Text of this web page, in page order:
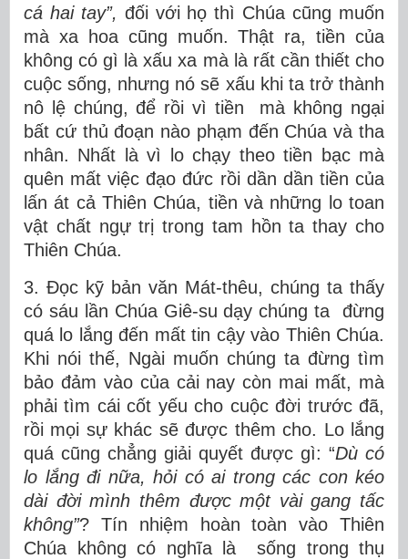
cá hai tay”, đối với họ thì Chúa cũng muốn
mà xa hoa cũng muốn. Thật ra, tiền của
không có gì là xấu xa mà là rất cần thiết cho
cuộc sống, nhưng nó sẽ xấu khi ta trở thành
nô lệ chúng, để rồi vì tiền mà không ngại
bất cứ thủ đoạn nào phạm đến Chúa và tha
nhân. Nhất là vì lo chạy theo tiền bạc mà
quên mất việc đạo đức rồi dần dần tiền của
lấn át cả Thiên Chúa, tiền và những lo toan
vật chất ngự trị trong tam hồn ta thay cho
Thiên Chúa.
3. Đọc kỹ bản văn Mát-thêu, chúng ta thấy
có sáu lần Chúa Giê-su dạy chúng ta đừng
quá lo lắng đến mất tin cậy vào Thiên Chúa.
Khi nói thế, Ngài muốn chúng ta đừng tìm
bảo đảm vào của cải nay còn mai mất, mà
phải tìm cái cốt yếu cho cuộc đời trước đã,
rồi mọi sự khác sẽ được thêm cho. Lo lắng
quá cũng chẳng giải quyết được gì: “Dù có
lo lắng đi nữa, hỏi có ai trong các con kéo
dài đời mình thêm được một vài gang tấc
không”? Tín nhiệm hoàn toàn vào Thiên
Chúa không có nghĩa là sống trong thụ